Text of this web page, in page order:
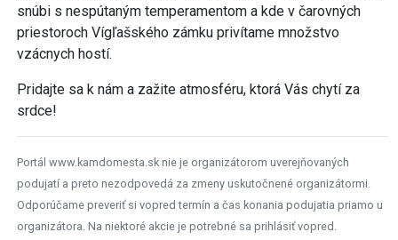
snúbi s nespútaným temperamentom a kde v čarovných
priestoroch Vígľašského zámku privítame množstvo
vzácnych hostí.
Pridajte sa k nám a zažite atmosféru, ktorá Vás chytí za
srdce!
Portál www.kamdomesta.sk nie je organizátorom uverejňovaných
podujatí a preto nezodpovedá za zmeny uskutočnené organizátormi.
Odporúčame preveriť si vopred termín a čas konania podujatia priamo u
organizátora. Na niektoré akcie je potrebné sa prihlásiť vopred.